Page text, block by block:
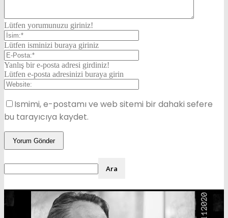
Lütfen yorumunuzu giriniz!
Lütfen isminizi buraya giriniz
Yanlış bir e-posta adresi girdiniz!
Lütfen e-posta adresinizi buraya girin
Ismimi, e-postamı ve web sitemi bir dahaki sefere
bu tarayıcıya kaydet.